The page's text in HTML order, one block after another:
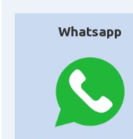
Whatsapp